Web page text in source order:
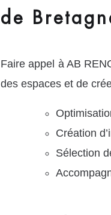
de
Faire appel à AB
des espaces et de
Création
Sélection